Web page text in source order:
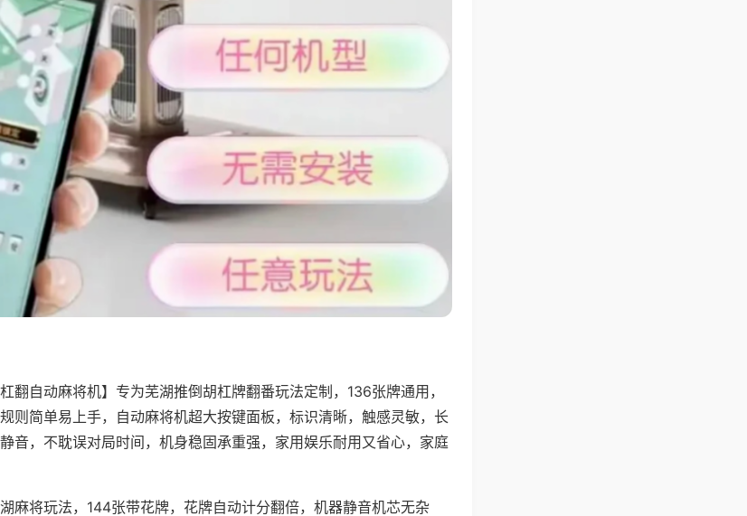
翻自动麻将机】专为芜湖推倒胡杠牌翻番玩法定制，136张牌通用，
则简单易上手，自动麻将机超大按键面板，标识清晰，触感灵敏，长
音，不耽误对局时间，机身稳固承重强，家用娱乐耐用又省心，家庭
麻将玩法，144张带花牌，花牌自动计分翻倍，机器静音机芯无杂